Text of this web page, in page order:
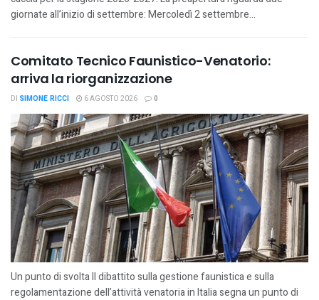
giornate all’inizio di settembre: Mercoledì 2 settembre...
Comitato Tecnico Faunistico-Venatorio:
arriva la riorganizzazione
DI SIMONE RICCI 6 AGOSTO 2026 0
Un punto di svolta Il dibattito sulla gestione faunistica e sulla
regolamentazione dell’attività venatoria in Italia segna un punto di